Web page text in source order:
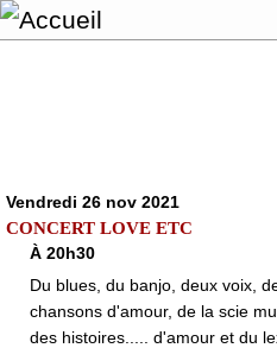
Vendredi 26 nov 2021
CONCERT LOVE ETC
À 20h30
Du blues, du banjo, deux voix,
chansons d'amour, de la scie
des histoires..... d'amour et du